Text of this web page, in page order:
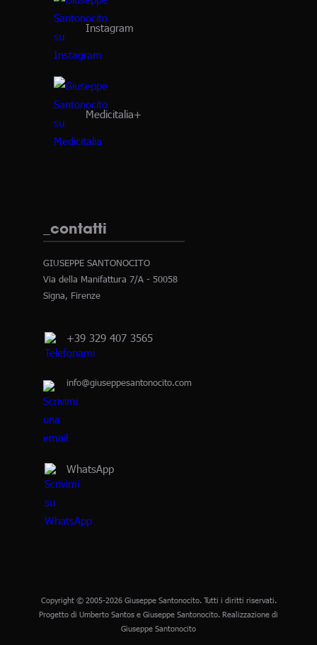
Instagram
Medicitalia+
_contatti
GIUSEPPE SANTONOCITO
Via della Manifattura 7/A - 50058
Signa, Firenze
+39 329 407 3565
info@giuseppesantonocito.com
WhatsApp
Copyright © 2005-2026 Giuseppe Santonocito. Tutti i diritti riservati.
Progetto di Umberto Santos e Giuseppe Santonocito. Realizzazione di
Giuseppe Santonocito